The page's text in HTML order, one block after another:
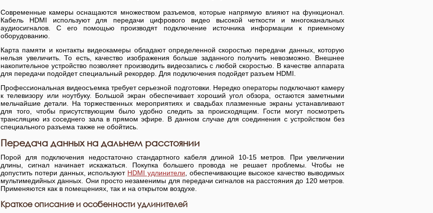
Современные камеры оснащаются множеством разъемов, которые напрямую влияют на функционал.
Кабель HDMI используют для передачи цифрового видео высокой четкости и многоканальных
аудиосигналов. С его помощью производят подключение источника информации к приемному
оборудованию.
Карта памяти и контакты видеокамеры обладают определенной скоростью передачи данных, которую
нельзя увеличить. То есть, качество изображения больше заданного получить невозможно. Внешнее
накопительное устройство позволяет производить видеозапись с любой скоростью. В качестве аппарата
для передачи подойдет специальный рекордер. Для подключения подойдет разъем HDMI.
Профессиональная видеосъемка требует серьезной подготовки. Нередко операторы подключают камеру
к телевизору или ноутбуку. Большой экран обеспечивает хороший угол обзора, остаются заметными
мельчайшие детали. На торжественных мероприятиях и свадьбах плазменные экраны устанавливают
для того, чтобы присутствующим было удобно следить за происходящим. Гости могут посмотреть
трансляцию из соседнего зала в прямом эфире. В данном случае для соединения с устройством без
специального разъема также не обойтись.
Передача данных на дальнем расстоянии
Порой для подключения недостаточно стандартного кабеля длиной 10-15 метров. При увеличении
длины, сигнал начинает искажаться. Покупка большего провода не решает проблемы. Чтобы не
допустить потери данных, используют HDMI удлинители , обеспечивающие высокое качество выводимых
мультимедийных данных. Они просто незаменимы для передачи сигналов на расстояния до 120 метров.
Применяются как в помещениях, так и на открытом воздухе.
Краткое описание и особенности удлинителей